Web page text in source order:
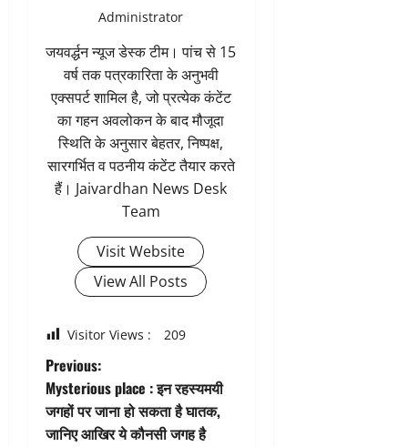
Administrator
जयवर्द्धन न्यूज डेस्क टीम। पांच से 15
वर्ष तक पत्रकारिता के अनुभवी
एक्सपर्ट शामिल है, जो प्रत्येक कंटेंट
का गहन अवलोकन के बाद मौजूदा
स्थिति के अनुसार बेहतर, निष्पक्ष,
सारगर्भित व पठनीय कंटेंट तैयार करते
हैं। Jaivardhan News Desk
Team
Visit Website
View All Posts
Visitor Views : 209
P
o
Previous:
Mysterious place : इन रहस्यमयी
जगहों पर जाना हो सकता है घातक,
जानिए आखिर ये कौनसी जगह है